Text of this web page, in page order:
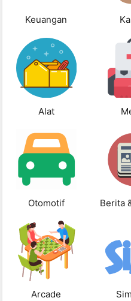
Keuangan
Alat
Otomotif Berita
Arcade